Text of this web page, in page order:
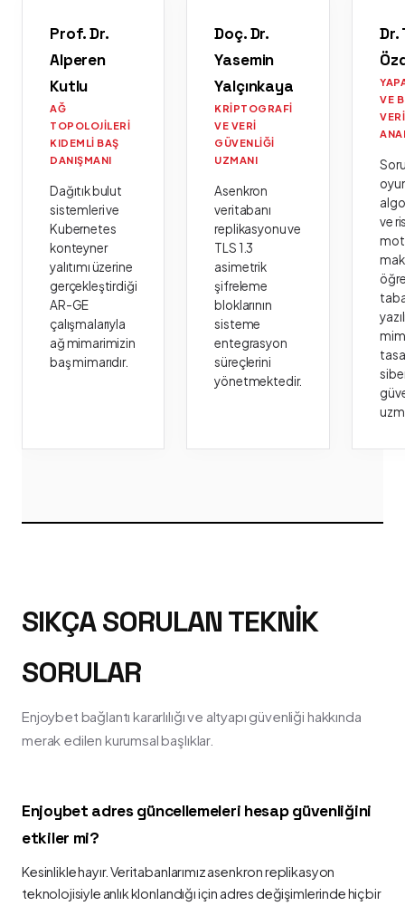
Prof. Dr.
Alperen
Kutlu
AĞ
TOPOLOJILERI
KIDEMLI BAŞ
DANIŞMANI
Dağıtık bulut
sistemleri ve
Kubernetes
konteyner
yalıtımı üzerine
gerçekleştirdiği
AR-GE
çalışmalarıyla
ağ mimarimizin
baş mimarıdır.
Doç. Dr.
Yasemin
Yalçınkaya
KRIPTOGRAFI
VE VERI
GÜVENLIĞI
UZMANI
Asenkron
veritabanı
replikasyonu ve
TLS 1.3
asimetrik
şifreleme
bloklarının
sisteme
entegrasyon
süreçlerini
yönetmektedir.
Dr.
VE
VERI
ve
SIKÇA SORULAN TEKNIK
SORULAR
Enjoybet bağlantı kararlılığı ve altyapı güvenliği hakkında
merak edilen kurumsal başlıklar.
Enjoybet adres güncellemeleri hesap güvenliğini
etkiler mi?
Kesinlikle hayır. Veritabanlarımız asenkron replikasyon
teknolojisiyle anlık klonlandığı için adres değişimlerinde hiçbir